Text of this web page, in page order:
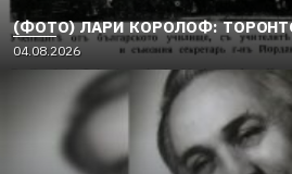
(ФОТО) ЛАРИ КОРОЛОФ:
04.08.2026